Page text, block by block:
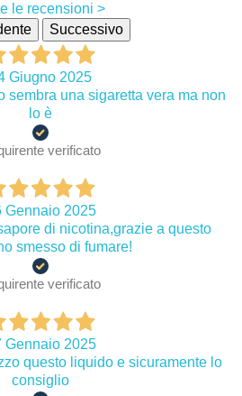
le recensioni >
Successivo
Giugno 2025
sembra una sigaretta vera ma non
lo è
verificato
Gennaio 2025
di nicotina,grazie a questo
smesso di fumare!
verificato
Gennaio 2025
questo liquido e sicuramente lo
consiglio